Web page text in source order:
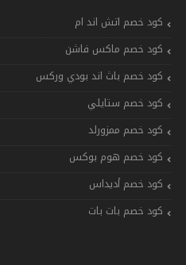
كود خصم اتش اند ام
كود خصم ماكس فاشن
كود خصم باث اند بودي وركس
كود خصم ستايلي
كود خصم ممزورلد
كود خصم هوم بوكس
كود خصم أديداس
كود خصم بات بات